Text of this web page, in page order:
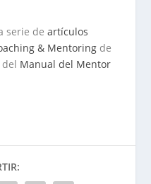
serie deartículos
& Mentoring de
Manual del Mentor